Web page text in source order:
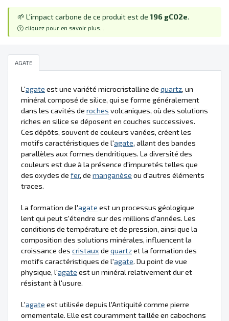
🌱 L'impact carbone de ce produit est de 196 gCO2e.
cliquez pour en savoir plus...
AGATE
L'agate est une variété microcristalline de quartz, un
minéral composé de silice, qui se forme généralement
dans les cavités de roches volcaniques, où des solutions
riches en silice se déposent en couches successives.
Ces dépôts, souvent de couleurs variées, créent les
motifs caractéristiques de l'agate, allant des bandes
parallèles aux formes dendritiques. La diversité des
couleurs est due à la présence d'impuretés telles que
des oxydes de fer, de manganèse ou d'autres éléments
traces.
La formation de l'agate est un processus géologique
lent qui peut s'étendre sur des millions d'années. Les
conditions de température et de pression, ainsi que la
composition des solutions minérales, influencent la
croissance des cristaux de quartzet la formation des
motifs caractéristiques de l'agate. Du point de vue
physique, l'agate est un minéral relativement dur et
résistant à l'usure.
L'agate est utilisée depuis l'Antiquité comme pierre
ornementale. Elle est couramment taillée en cabochons